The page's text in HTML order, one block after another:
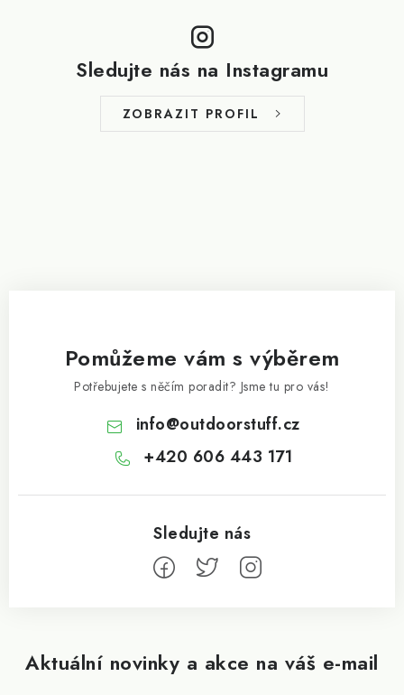
Sledujte nás na Instagramu
ZOBRAZIT PROFIL
Aktuální novinky a akce na váš e-mail
Pomůžeme vám s výběrem
Potřebujete s něčím poradit? Jsme tu pro vás!
info@outdoorstuff.cz
+420 606 443 171